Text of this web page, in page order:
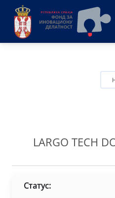
LARGO TECH
Статус: